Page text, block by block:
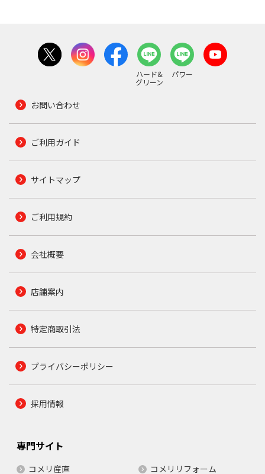
ハード&
グリーン
パワー
お問い合わせ
ご利用ガイド
サイトマップ
ご利用規約
会社概要
店舗案内
特定商取引法
プライバシーポリシー
採用情報
専門サイト
コメリ産直 コメリリフォーム